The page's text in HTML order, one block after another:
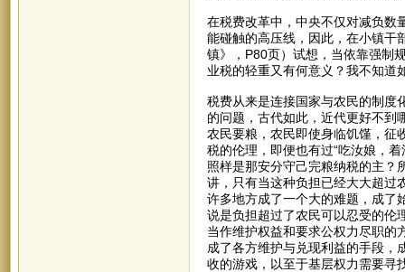
在税费改革中，中央不仅对减负数
能碰触的高压线，因此，在小镇干
镇》，P80页）试想，当依靠强制
业税的轻重又有何意义？我不知道
税费从来是连接国家与农民的制度
的问题，古代如此，近代更好不到
农民要粮，农民即使身临饥馑，征
税的伦理，即便也有过“吃汝娘，
照样是那安分守己完粮纳税的主？
讲，只有当这种负担已经大大超过
许多地方成了一个大的难题，成了
说是负担超过了农民可以忍受的伦
当作维护权益和要求公权力尽职的
成了各方维护与兑现利益的手段，
收的游戏，以至于基层权力需要寻